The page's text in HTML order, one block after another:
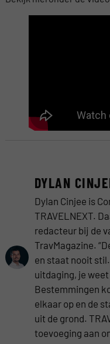
DYLAN
Dylan Cinjee is
TRAVELNEXT.
redacteur bij de
TravMagazine.
en staat nooit
uitdaging, je
Bestemmingen
elkaar op en de
uit de grond.
toevoeging aan